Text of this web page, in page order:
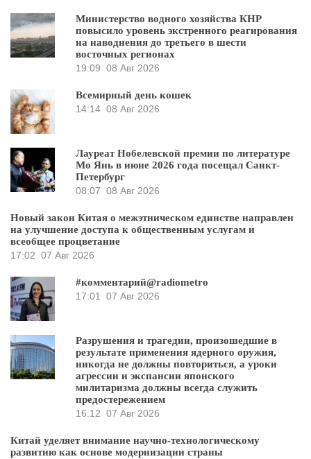
Министерство водного хозяйства КНР
повысило уровень экстренного реагирования
на наводнения до третьего в шести
восточных регионах
19:09 08 Авг 2026
Всемирный день кошек
14:14 08 Авг 2026
Лауреат Нобелевской премии по литературе
Мо Янь в июне 2026 года посещал Санкт-
Петербург
08:07 08 Авг 2026
Новый закон Китая о межэтническом единстве направлен
на улучшение доступа к общественным услугам и
всеобщее процветание
17:02 07 Авг 2026
#комментарий@radiometro
17:01
07 Авг 2026
Разрушения и трагедии, произошедшие в
результате применения ядерного оружия,
никогда не должны повториться, а уроки
агрессии и экспансии японского
милитаризма должны всегда служить
предостережением
16:12 07 Авг 2026
Китай уделяет внимание научно-технологическому
развитию как основе модернизации страны